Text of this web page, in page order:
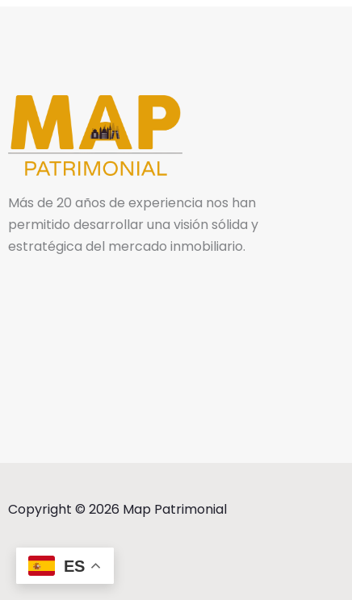
Más de 20 años de experiencia nos han
permitido desarrollar una visión sólida y
estratégica del mercado inmobiliario.
Copyright © 2026 Map Patrimonial
ES